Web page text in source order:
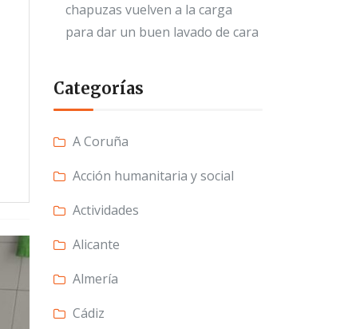
chapuzas vuelven a la carga
para dar un buen lavado de cara
Categorías
A Coruña
Acción humanitaria y social
Actividades
Alicante
Almería
Cádiz